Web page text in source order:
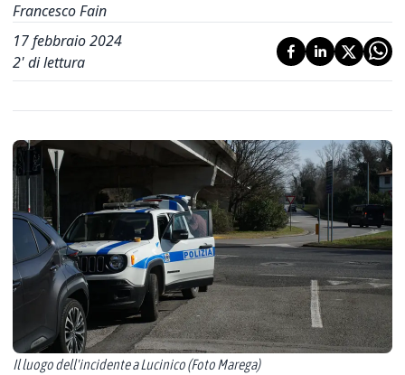
Francesco Fain
17 febbraio 2024
2' di lettura
Il luogo dell'incidente a Lucinico (Foto Marega)